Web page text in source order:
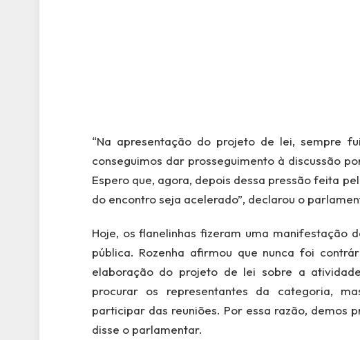
“Na apresentação do projeto de lei, sempre
conseguimos dar prosseguimento à discussão
Espero que, agora, depois dessa pressão feita
do encontro seja acelerado”, declarou o
Hoje, os flanelinhas fizeram uma manifestação
pública. Rozenha afirmou que nunca foi
elaboração do projeto de lei sobre a
procurar os representantes da categoria,
participar das reuniões. Por essa razão, demos
disse o parlamentar.